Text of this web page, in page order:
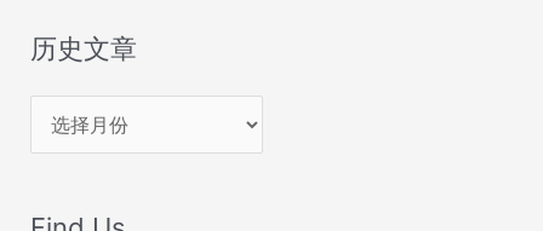
历史文章
史